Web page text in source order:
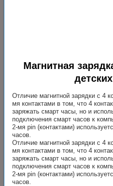
Магнитная
Отличие магнитной зарядки с 4
мя контактами в том, что 4
заряжать смарт часы, но и
подключения смарт часов к
2-мя pin (контактами)
часов.
Отличие магнитной зарядки с 4
мя контактами в том, что 4
заряжать смарт часы, но и
подключения смарт часов к
2-мя pin (контактами)
часов.